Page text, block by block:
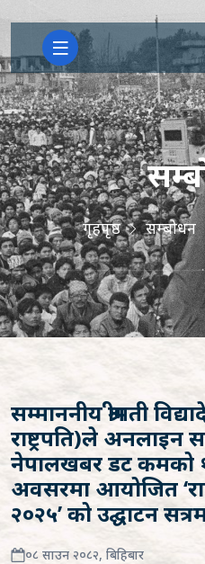
गृहपृष्ठ सम्बोधन
सम्माननीय श्रीमती
राष्ट्रपति)ले अनलाइन
नेपालखबर डट कमको
अवसरमा आयोजित
२०२५’ को उद्घाटन
०८ साउन २०८२, बिहिबार